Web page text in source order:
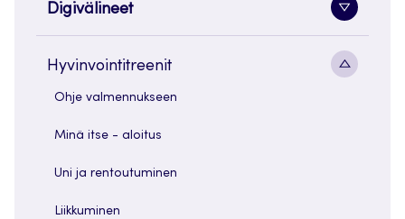
Digivälineet
painike
Hyvinvointitreenit
Ohje valmennukseen
Minä itse - aloitus
Uni ja rentoutuminen
Liikkuminen